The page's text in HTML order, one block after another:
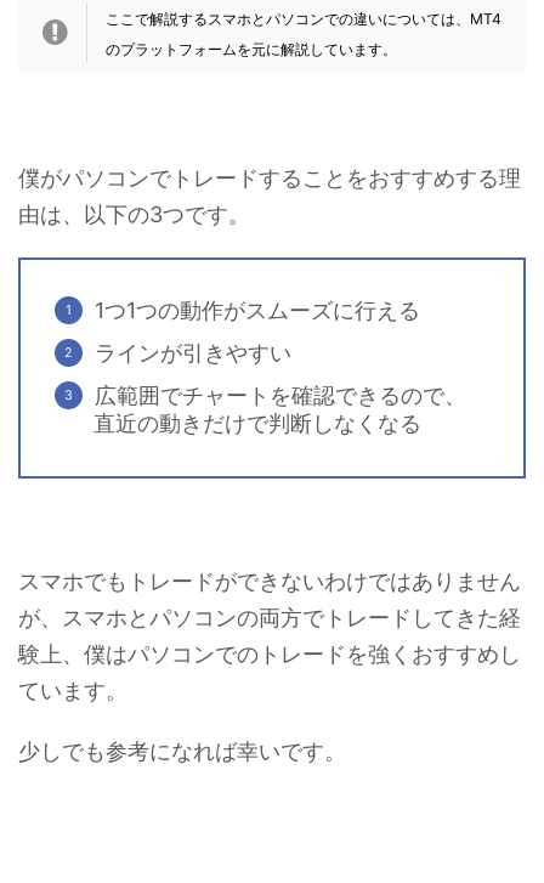
ここで解説するスマホとパソコンでの違いについては、MT4
のプラットフォームを元に解説しています。
僕がパソコンでトレードすることをおすすめする理
由は、以下の3つです。
1つ1つの動作がスムーズに行える
ラインが引きやすい
広範囲でチャートを確認できるので、
直近の動きだけで判断しなくなる
スマホでもトレードができないわけではありません
が、スマホとパソコンの両方でトレードしてきた経
験上、僕はパソコンでのトレードを強くおすすめし
ています。
少しでも参考になれば幸いです。